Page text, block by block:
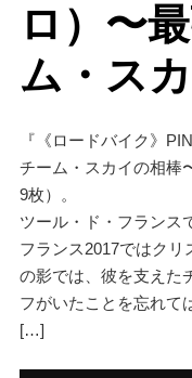
ロ）〜
ム・ス
『《ロードバイク》
チーム・スカイの相棒
9枚）。
ツール・ド・フランス
フランス2017ではク
の影では、彼を支えた
フがいたことを忘れて
[…]